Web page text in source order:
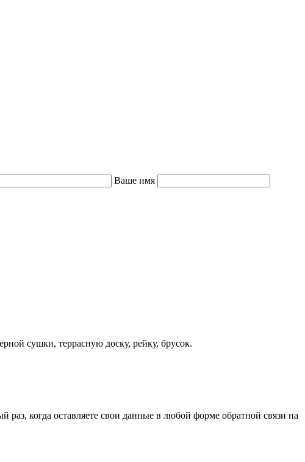
Ваше имя
сушки, террасную доску, рейку, брусок.
раз, когда оставляете свои данные в любой форме обратной связи на